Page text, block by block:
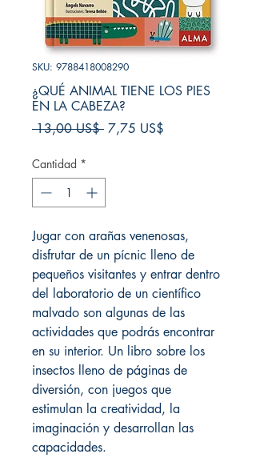
SKU: 9788418008290
¿QUÉ ANIMAL TIENE LOS PIES
EN LA CABEZA?
13,00 US$ Precio
7,75 US$
Cantidad *
Jugar con arañas venenosas,
disfrutar de un pícnic lleno de
pequeños visitantes y entrar dentro
del laboratorio de un científico
malvado son algunas de las
actividades que podrás encontrar
en su interior. Un libro sobre los
insectos lleno de páginas de
diversión, con juegos que
estimulan la creatividad, la
imaginación y desarrollan las
capacidades.